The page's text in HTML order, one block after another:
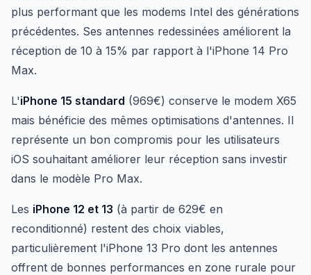
plus performant que les modems Intel des générations
précédentes. Ses antennes redessinées améliorent la
réception de 10 à 15% par rapport à l'iPhone 14 Pro
Max.
L'iPhone 15 standard (969€) conserve le modem X65
mais bénéficie des mêmes optimisations d'antennes. Il
représente un bon compromis pour les utilisateurs
iOS souhaitant améliorer leur réception sans investir
dans le modèle Pro Max.
Les iPhone 12 et 13 (à partir de 629€ en
reconditionné) restent des choix viables,
particulièrement l'iPhone 13 Pro dont les antennes
offrent de bonnes performances en zone rurale pour